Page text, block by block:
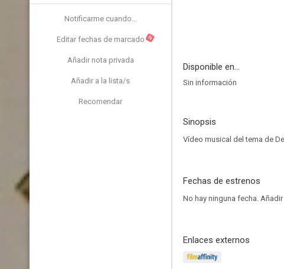
Notificarme cuando...
Editar fechas de marcado N
Añadir nota privada
Añadir a la lista/s
Recomendar
Disponible en...
Sin información
Sinopsis
Vídeo musical del tema de
Fechas de estrenos
No hay ninguna fecha. Añadir
Enlaces externos